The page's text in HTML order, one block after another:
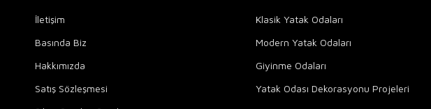
İletişim
Basında Biz
Hakkımızda
Satış Sözleşmesi
Klasik Yatak Odaları
Modern Yatak Odaları
Giyinme Odaları
Yatak Odası Dekorasyonu Projeleri